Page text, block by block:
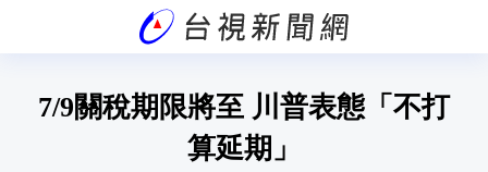
7/9關稅期限將至 川普表態「不打
算延期」